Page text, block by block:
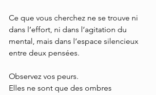
Ce que vous cherchez ne se trouve ni
dans l’effort, ni dans l’agitation du
mental, mais dans l’espace silencieux
entre deux pensées.
Observez vos peurs.
Elles ne sont que des ombres